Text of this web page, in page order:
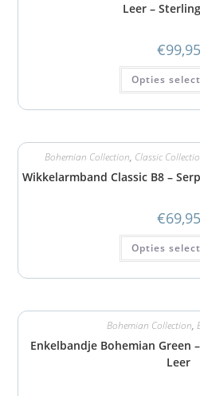
Leer –
€99,95
Opties
Bohemian Collection, Classic
Wikkelarmband Classic B8 –
€69,95
Opties
Bohemian Collection,
Enkelbandje Bohemian Green
Leer